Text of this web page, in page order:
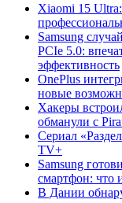
Xiaomi 15
Samsung
PCIe 5.0:
эффективность
OnePlus
новые
Хакеры
обманули с
Сериал
TV+
Samsung
смартфон: что
В Дании